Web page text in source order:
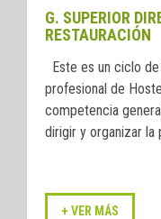
G. SUPERIOR
RESTAURACIÓN
Este es un ciclo
profesional de
competencia
dirigir y organizar la